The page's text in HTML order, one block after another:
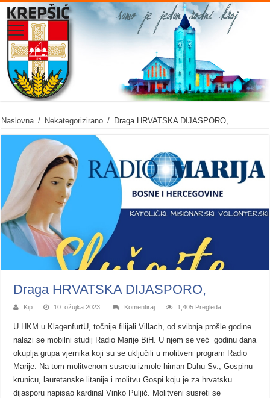
Naslovna / Nekategorizirano / Draga HRVATSKA DIJASPORO,
Draga HRVATSKA DIJASPORO,
Kip 10. ožujka 2023. Komentiraj 1,405 Pregleda
U HKM u KlagenfurtU, točnije filijali Villach, od svibnja prošle godine
nalazi se mobilni studij Radio Marije BiH. U njem se već godinu dana
okuplja grupa vjernika koji su se uključili u molitveni program Radio
Marije. Na tom molitvenom susretu izmole himan Duhu Sv., Gospinu
krunicu, lauretanske litanije i molitvu Gospi koju je za hrvatsku
dijasporu napisao kardinal Vinko Puljić. Molitveni susreti se